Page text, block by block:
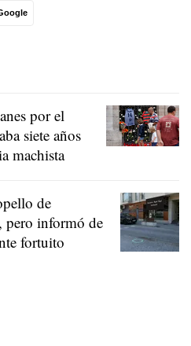
por el
siete años
machista
de
pero informó de
fortuito